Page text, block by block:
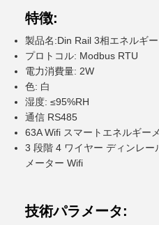
特徴:
製品名:Din Rail 3相エネルギ
プロトコル: Modbus RTU
電力消費量: 2W
色: 白
湿度: ≤95%RH
通信 RS485
63A Wifi スマートエネルギー
3 段階 4 ワイヤー ディンレー
メーター Wifi
技術パラメータ: